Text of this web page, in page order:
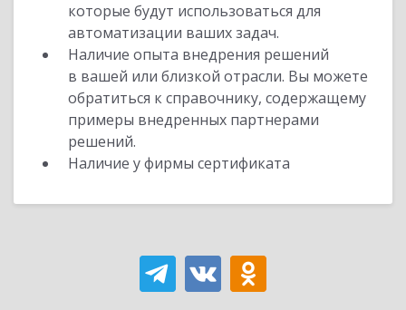
которые будут использоваться для
автоматизации ваших задач.
Наличие опыта внедрения решений
в вашей или близкой отрасли. Вы можете
обратиться к справочнику, содержащему
примеры внедренных партнерами
решений.
Наличие у фирмы сертификата